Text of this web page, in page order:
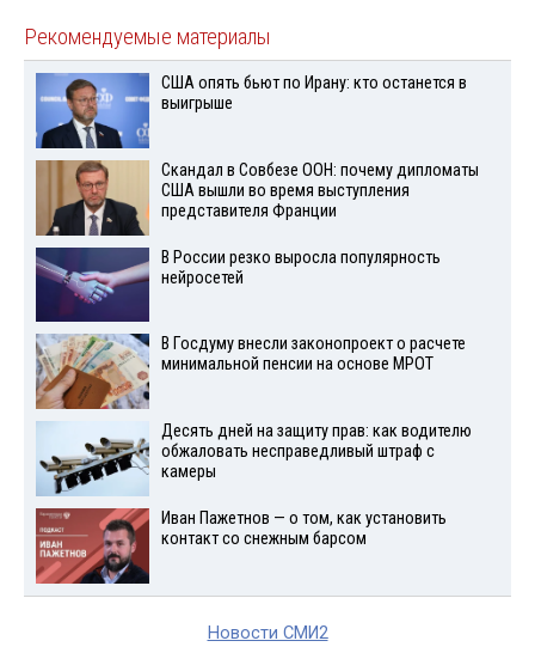
Рекомендуемые материалы
США опять бьют по Ирану: кто останется в
выигрыше
Скандал в Совбезе ООН: почему дипломаты
США вышли во время выступления
представителя Франции
В России резко выросла популярность
нейросетей
В Госдуму внесли законопроект о расчете
минимальной пенсии на основе МРОТ
Десять дней на защиту прав: как водителю
обжаловать несправедливый штраф с
камеры
Иван Пажетнов — о том, как установить
контакт со снежным барсом
Новости СМИ2